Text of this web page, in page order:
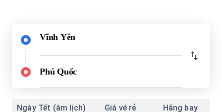
Vĩnh Yên
Phú Quốc
Ngày Tết (âm lịch)
Giá vé rẻ
Hãng bay